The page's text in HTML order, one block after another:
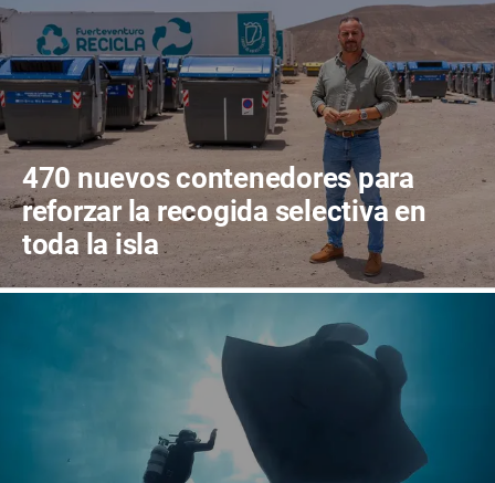
470 nuevos contenedores para
reforzar la recogida selectiva en
toda la isla